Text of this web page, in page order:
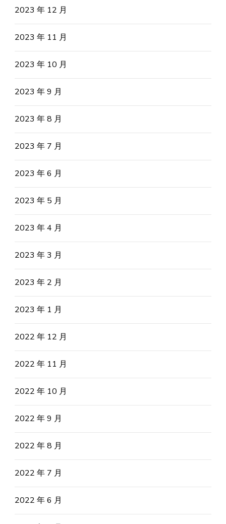
2023 年 12 月
2023 年 11 月
2023 年 10 月
2023 年 9 月
2023 年 8 月
2023 年 7 月
2023 年 6 月
2023 年 5 月
2023 年 4 月
2023 年 3 月
2023 年 2 月
2023 年 1 月
2022 年 12 月
2022 年 11 月
2022 年 10 月
2022 年 9 月
2022 年 8 月
2022 年 7 月
2022 年 6 月